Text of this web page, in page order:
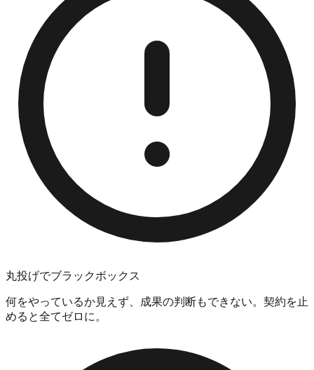
丸投げでブラックボックス
何をやっているか見えず、成果の判断もできない。契約を止
めると全てゼロに。